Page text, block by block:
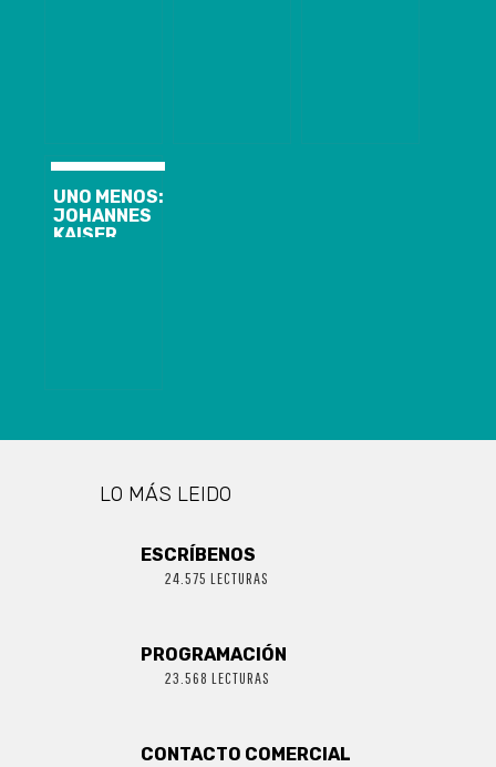
UNO MENOS:
JOHANNES
KAISER
LO MÁS LEIDO
ESCRÍBENOS
24.575 LECTURAS
PROGRAMACIÓN
23.568 LECTURAS
CONTACTO COMERCIAL